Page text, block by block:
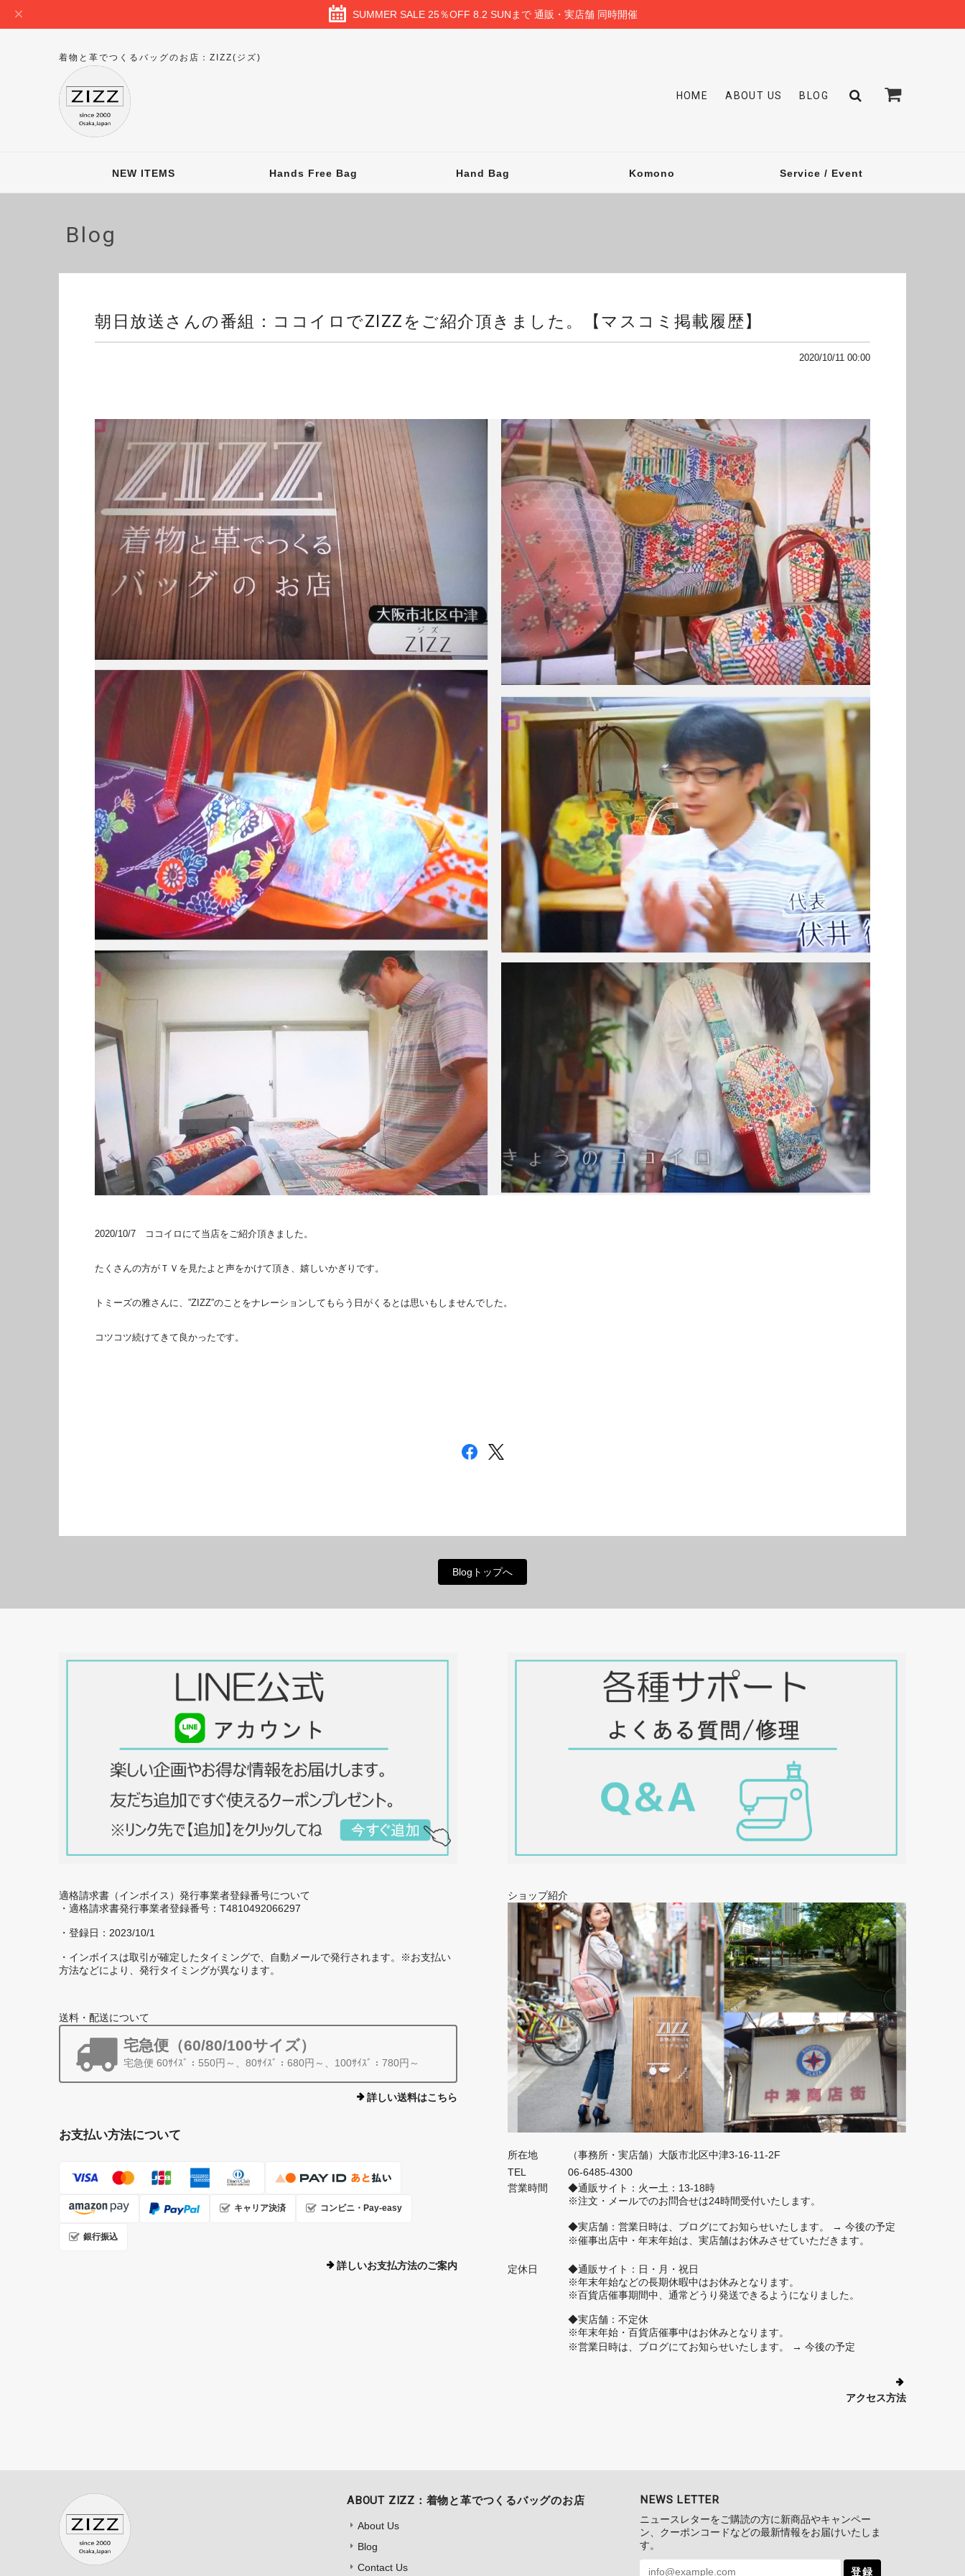
SUMMER SALE 25％OFF 8.2 SUNまで 通販・実店舗 同時開催
着物と革でつくるバッグのお店：ZIZZ(ジズ)
HOME ABOUT US BLOG
NEW ITEMS Hands Free Bag Hand Bag Komono Service / Event
Blog
朝日放送さんの番組：ココイロでZIZZをご紹介頂きました。【マスコミ掲載履歴】
2020/10/11 00:00
2020/10/7 ココイロにて当店をご紹介頂きました。
たくさんの方がＴＶを見たよと声をかけて頂き、嬉しいかぎりです。
トミーズの雅さんに、”ZIZZ”のことをナレーションしてもらう日がくるとは思いもしませんでした。
コツコツ続けてきて良かったです。
Blogトップへ
適格請求書（インボイス）発行事業者登録番号について
・適格請求書発行事業者登録番号：T4810492066297
・登録日：2023/10/1
・インボイスは取引が確定したタイミングで、自動メールで発行されます。※お支払い
方法などにより、発行タイミングが異なります。
送料・配送について
宅急便（60/80/100サイズ）
宅急便 60ｻｲｽﾞ：550円～、80ｻｲｽﾞ：680円～、100ｻｲｽﾞ：780円～
詳しい送料はこちら
お支払い方法について
キャリア決済 コンビニ・Pay-easy
銀行振込
詳しいお支払方法のご案内
ショップ紹介
所在地
（事務所・実店舗）大阪市北区中津3-16-11-2F
TEL
06-6485-4300
営業時間
◆通販サイト：火ー土：13-18時
※注文・メールでのお問合せは24時間受付いたします。
◆実店舗：営業日時は、ブログにてお知らせいたします。
→ 今後の予定
※催事出店中・年末年始は、実店舗はお休みさせていただきます。
定休日
◆通販サイト：日・月・祝日
※年末年始などの長期休暇中はお休みとなります。
※百貨店催事期間中、通常どうり発送できるようになりました。
◆実店舗：不定休
※年末年始・百貨店催事中はお休みとなります。
※営業日時は、ブログにてお知らせいたします。
→ 今後の予定
アクセス方法
ABOUT ZIZZ：着物と革でつくるバッグのお店
About Us
Blog
Contact Us
NEWS LETTER
ニュースレターをご購読の方に新商品やキャンペー
ン、クーポンコードなどの最新情報をお届けいたしま
す。
登録